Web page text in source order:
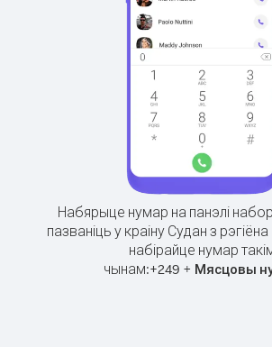
Набярыце нумар на панэлі
пазваніць у краіну Судан з
набірайце нумар
чынам:+249 + Мясцовы